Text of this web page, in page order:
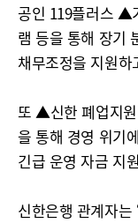
공인 119플러스 ▲
램 등을 통해 장기
채무조정을 지원하
또 ▲신한 폐업지
을 통해 경영 위기
긴급 운영 자금 지
신한은행 관계자